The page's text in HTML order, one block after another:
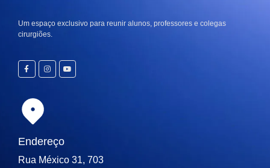
Um espaço exclusivo para reunir alunos, professores e colegas
cirurgiões.
Endereço
Rua México 31, 703